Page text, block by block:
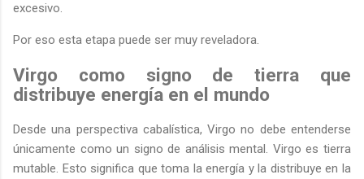
excesivo.
Por eso esta etapa puede ser muy reveladora.
Virgo como signo de tierra que
distribuye energía en el mundo
Desde una perspectiva cabalística, Virgo no debe entenderse
únicamente como un signo de análisis mental. Virgo es tierra
mutable. Esto significa que toma la energía y la distribuye en la